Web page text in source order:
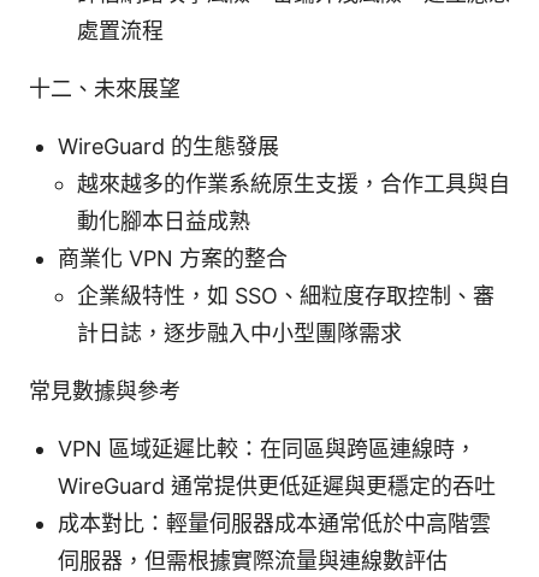
處置流程
十二、未來展望
WireGuard 的生態發展
越來越多的作業系統原生支援，合作工具與自
動化腳本日益成熟
商業化 VPN 方案的整合
企業級特性，如 SSO、細粒度存取控制、審
計日誌，逐步融入中小型團隊需求
常見數據與參考
VPN 區域延遲比較：在同區與跨區連線時，
WireGuard 通常提供更低延遲與更穩定的吞吐
成本對比：輕量伺服器成本通常低於中高階雲
伺服器，但需根據實際流量與連線數評估